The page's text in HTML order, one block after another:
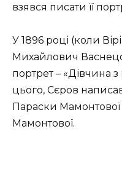
взявся писати її
У 1896 році (коли
Михайлович
портрет – «Дівчина з
цього, Сєров
Параски Мамонтової
Мамонтової.